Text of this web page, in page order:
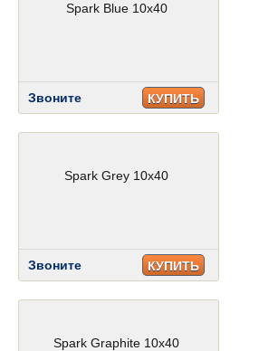
Spark Blue 10x40
Звоните КУПИТЬ
Spark Grey 10x40
Звоните КУПИТЬ
Spark Graphite 10x40